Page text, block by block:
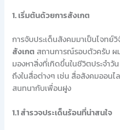
1. เริ่มต้นด้วยการสังเกต
การจับประเด็นสังคมมาเป็นโจทย์
สังเกต สถานการณ์รอบตัวครับ ผ
มองหาสิ่งที่เกิดขึ้นในชีวิตประจำ
ถึงในสื่อต่างๆ เช่น สื่อสังคมออนไ
สนทนากับเพื่อนฝูง
1.1 สำรวจประเด็นร้อนที่น่าสนใจ